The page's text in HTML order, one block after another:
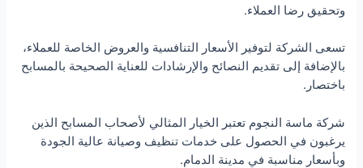
وتحقيق رضا العملاء.
تسعى الشركة لتوفير الأسعار التنافسية والعروض الخاصة للعملاء،
بالإضافة إلى تقديم النصائح والإرشادات للعناية الصحيحة بالمسابح
باختصار.
شركة ماسة النجوم تعتبر الخيار المثالي لأصحاب المسابح الذين
يرغبون في الحصول على خدمات تنظيف وصيانة عالية الجودة
وبأسعار مناسبة في مدينة الدمام.